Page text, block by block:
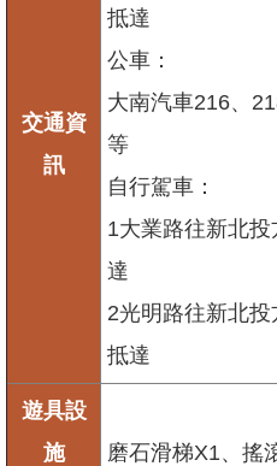
交通資
訊
抵達
公車：
大南汽車216、
等
自行駕車：
1大業路往新北
達
2光明路往新北
抵達
遊具設
施
磨石滑梯X1、搖